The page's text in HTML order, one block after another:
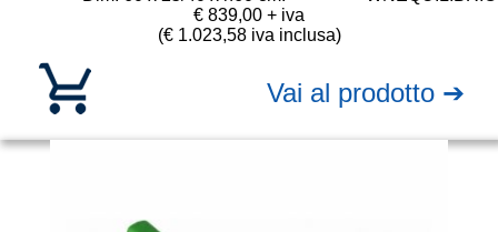
€ 839,00 + iva
(€ 1.023,58 iva inclusa)
Vai al prodotto ➔